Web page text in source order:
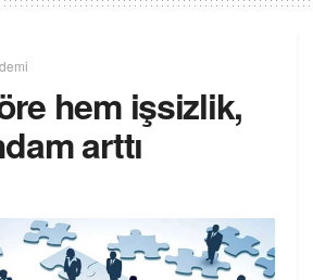
hem işsizlik,
arttı